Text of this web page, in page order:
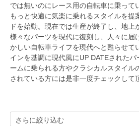
では無いのにレース用の自転車に乗って
もっと快適に気楽に乗れるスタイルを提
ドを始動。現在では生産が終了し、地上
様々なパーツを現代に復刻し、人々に届
かしい自転車ライフを現代へと甦らせて
インを基調に現代風にUP DATEされた
ームに乗られる方やクラシカルスタイル
されている方には是非一度チェックして